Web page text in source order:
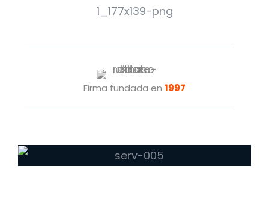
Firma fundada en 1997